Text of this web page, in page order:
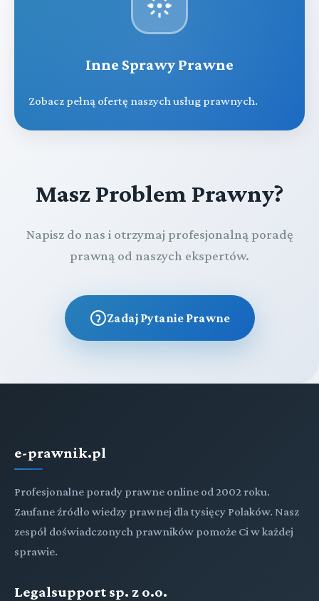
Inne Sprawy Prawne
Zobacz pełną ofertę naszych usług prawnych.
Masz Problem Prawny?
Napisz do nas i otrzymaj profesjonalną poradę
prawną od naszych ekspertów.
Zadaj Pytanie Prawne
e-prawnik.pl
Profesjonalne porady prawne online od 2002 roku.
Zaufane źródło wiedzy prawnej dla tysięcy Polaków. Nasz
zespół doświadczonych prawników pomoże Ci w każdej
sprawie.
Legalsupport sp. z o.o.